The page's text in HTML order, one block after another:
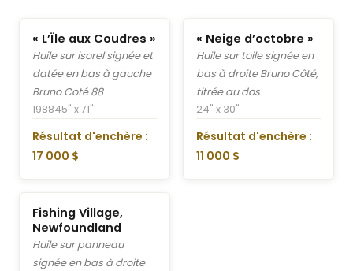
« L’Ïle aux Coudres »
Huile sur isorel signée et
datée en bas à gauche
Bruno Coté 88
198845" x 71"
Résultat d'enchère :
17 000 $
« Neige d’octobre »
Huile sur toile signée en
bas à droite Bruno Côté,
titrée au dos
24" x 30"
Résultat d'enchère :
11 000 $
Fishing Village,
Newfoundland
Huile sur panneau
signée en bas à droite